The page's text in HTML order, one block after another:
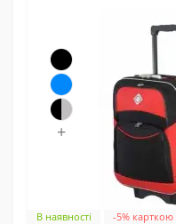
В наявності
+
-5%